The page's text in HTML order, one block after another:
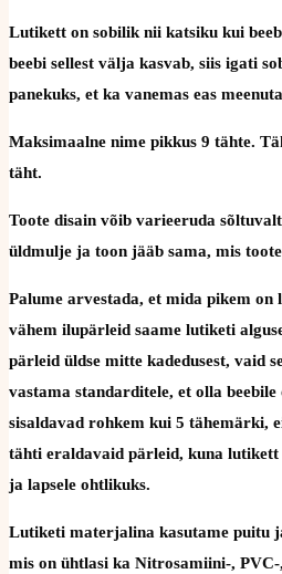
Lutikett on sobilik nii katsiku kui
beebi sellest välja kasvab, siis igati
panekuks, et ka vanemas eas
Maksimaalne nime pikkus 9 tähte.
täht.
Toote disain võib varieeruda
üldmulje ja toon jääb sama, mis
Palume arvestada, et mida pikem on
vähem ilupärleid saame lutiketi
pärleid üldse mitte kadedusest, vaid
vastama standarditele, et olla
sisaldavad rohkem kui 5 tähemärki,
tähti eraldavaid pärleid, kuna
ja lapsele ohtlikuks.
Lutiketi materjalina kasutame puitu
mis on ühtlasi ka Nitrosamiini-,